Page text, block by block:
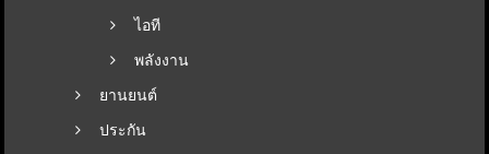
ไอที
พลังงาน
ยานยนต์
ประกัน